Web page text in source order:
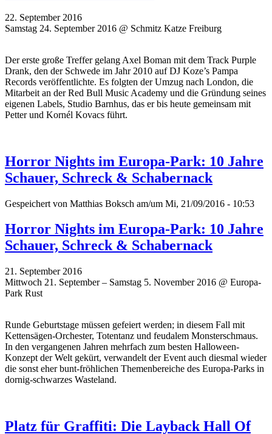
22. September 2016
Samstag 24. September 2016 @ Schmitz Katze Freiburg
Der erste große Treffer gelang Axel Boman mit dem Track Purple
Drank, den der Schwede im Jahr 2010 auf DJ Koze’s Pampa
Records veröffentlichte. Es folgten der Umzug nach London, die
Mitarbeit an der Red Bull Music Academy und die Gründung seines
eigenen Labels, Studio Barnhus, das er bis heute gemeinsam mit
Petter und Kornél Kovacs führt.
Horror Nights im Europa-Park: 10 Jahre
Schauer, Schreck & Schabernack
Gespeichert von Matthias Boksch am/um Mi, 21/09/2016 - 10:53
Horror Nights im Europa-Park: 10 Jahre
Schauer, Schreck & Schabernack
21. September 2016
Mittwoch 21. September – Samstag 5. November 2016 @ Europa-
Park Rust
Runde Geburtstage müssen gefeiert werden; in diesem Fall mit
Kettensägen-Orchester, Totentanz und feudalem Monsterschmaus.
In den vergangenen Jahren mehrfach zum besten Halloween-
Konzept der Welt gekürt, verwandelt der Event auch diesmal wieder
die sonst eher bunt-fröhlichen Themenbereiche des Europa-Parks in
dornig-schwarzes Wasteland.
Platz für Graffiti: Die Layback Hall Of